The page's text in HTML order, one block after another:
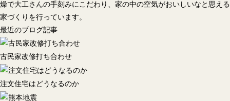
燥で大工さんの手刻みにこだわり、家の中の空気がおいしいなと思える
家づくりを行っています。
最近のブログ記事
古民家改修打ち合わせ
注文住宅はどうなるのか